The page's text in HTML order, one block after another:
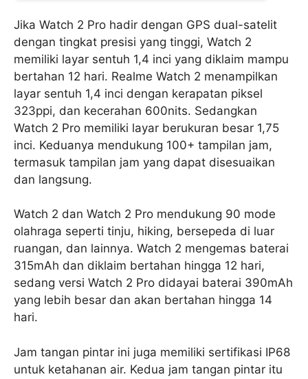
Jika Watch 2 Pro hadir dengan GPS dual-satelit
dengan tingkat presisi yang tinggi, Watch 2
memiliki layar sentuh 1,4 inci yang diklaim mampu
bertahan 12 hari. Realme Watch 2 menampilkan
layar sentuh 1,4 inci dengan kerapatan piksel
323ppi, dan kecerahan 600nits. Sedangkan
Watch 2 Pro memiliki layar berukuran besar 1,75
inci. Keduanya mendukung 100+ tampilan jam,
termasuk tampilan jam yang dapat disesuaikan
dan langsung.
Watch 2 dan Watch 2 Pro mendukung 90 mode
olahraga seperti tinju, hiking, bersepeda di luar
ruangan, dan lainnya. Watch 2 mengemas baterai
315mAh dan diklaim bertahan hingga 12 hari,
sedang versi Watch 2 Pro didayai baterai 390mAh
yang lebih besar dan akan bertahan hingga 14
hari.
Jam tangan pintar ini juga memiliki sertifikasi IP68
untuk ketahanan air. Kedua jam tangan pintar itu